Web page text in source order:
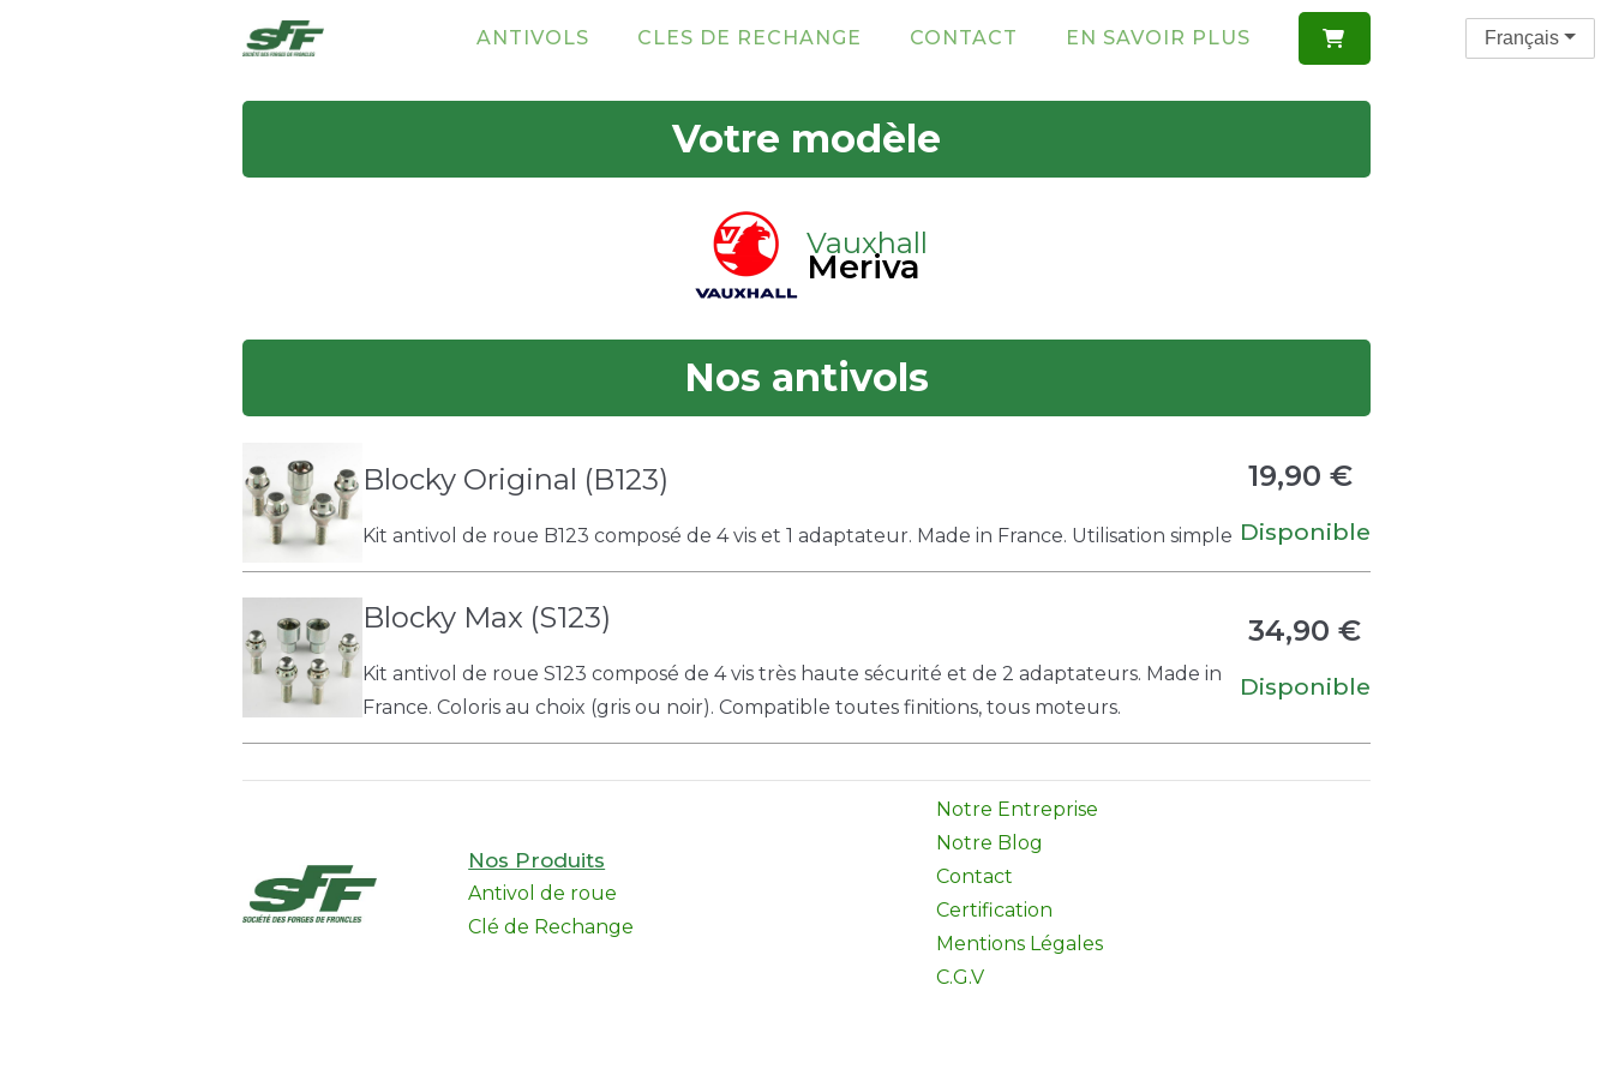
ANTIVOLS CLES DE RECHANGE CONTACT EN SAVOIR PLUS 
Votre modèle
Vauxhall
Meriva
Nos antivols
Blocky Original (B123)
Kit antivol de roue B123 composé de 4 vis et 1 adaptateur. Made in France. Utilisation simple
19,90 €
Disponible
Blocky Max (S123)
Kit antivol de roue S123 composé de 4 vis très haute sécurité et de 2 adaptateurs. Made in
France. Coloris au choix (gris ou noir). Compatible toutes finitions, tous moteurs.
34,90 €
Disponible
Nos Produits
Antivol de roue
Clé de Rechange
Notre Entreprise
Notre Blog
Contact
Certification
Mentions Légales
C.G.V
Français